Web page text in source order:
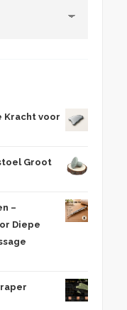
Kracht voor
Groot
–
Diepe